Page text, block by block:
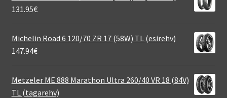
131.95€
Michelin Road 6 120/70 ZR 17 (58W) TL (esirehv)
147.94€
Metzeler ME 888 Marathon Ultra 260/40 VR 18 (84V)
TL (tagarehv)